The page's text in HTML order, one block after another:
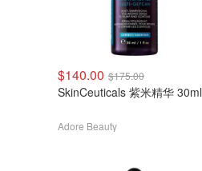
$140.00 $175.00
SkinCeuticals 紫米精华 30ml
Adore Beauty